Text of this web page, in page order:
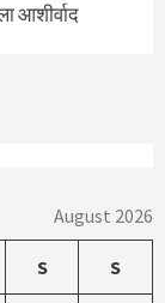
आशीर्वाद
August 2026
S S